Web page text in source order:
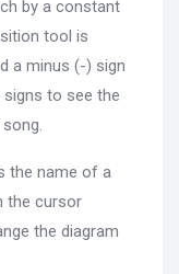
by a constant
tool is
a minus (-) sign
to see the
the name of a
the cursor
the diagram